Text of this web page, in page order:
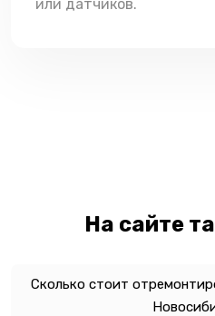
или датчиков.
На сайте
Сколько стоит